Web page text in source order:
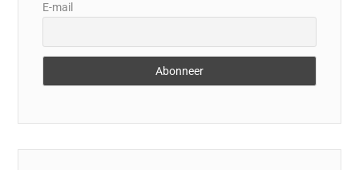
E-mail